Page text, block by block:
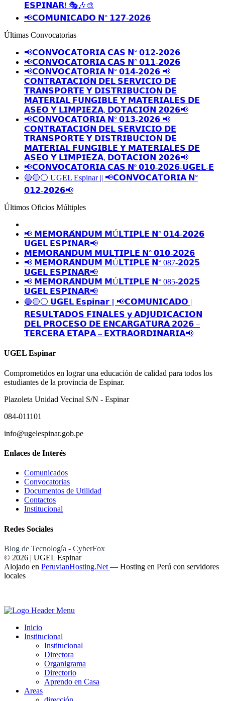
𝗘𝗦𝗣𝗜𝗡𝗔𝗥! 🎭🎶🎨
📢𝗖𝗢𝗠𝗨𝗡𝗜𝗖𝗔𝗗𝗢 𝗡° 𝟭𝟮𝟳-𝟮𝟬𝟮𝟲
Últimas Convocatorias
📢𝗖𝗢𝗡𝗩𝗢𝗖𝗔𝗧𝗢𝗥𝗜𝗔 𝗖𝗔𝗦 𝗡° 𝟬𝟭𝟮-𝟮𝟬𝟮𝟲
📢𝗖𝗢𝗡𝗩𝗢𝗖𝗔𝗧𝗢𝗥𝗜𝗔 𝗖𝗔𝗦 𝗡° 𝟬𝟭𝟭-𝟮𝟬𝟮𝟲
📢𝗖𝗢𝗡𝗩𝗢𝗖𝗔𝗧𝗢𝗥𝗜𝗔 𝗡° 𝟬𝟭𝟰-𝟮𝟬𝟮𝟲 📢
𝗖𝗢𝗡𝗧𝗥𝗔𝗧𝗔𝗖𝗜𝗢́𝗡 𝗗𝗘𝗟 𝗦𝗘𝗥𝗩𝗜𝗖𝗜𝗢 𝗗𝗘
𝗧𝗥𝗔𝗡𝗦𝗣𝗢𝗥𝗧𝗘 𝗬 𝗗𝗜𝗦𝗧𝗥𝗜𝗕𝗨𝗖𝗜𝗢𝗡 𝗗𝗘
𝗠𝗔𝗧𝗘𝗥𝗜𝗔𝗟 𝗙𝗨𝗡𝗚𝗜𝗕𝗟𝗘 𝗬 𝗠𝗔𝗧𝗘𝗥𝗜𝗔𝗟𝗘𝗦 𝗗𝗘
𝗔𝗦𝗘𝗢 𝗬 𝗟𝗜𝗠𝗣𝗜𝗘𝗭𝗔, 𝗗𝗢𝗧𝗔𝗖𝗜𝗢́𝗡 𝟮𝟬𝟮𝟲📢
📢𝗖𝗢𝗡𝗩𝗢𝗖𝗔𝗧𝗢𝗥𝗜𝗔 𝗡° 𝟬𝟭𝟯-𝟮𝟬𝟮𝟲 📢
𝗖𝗢𝗡𝗧𝗥𝗔𝗧𝗔𝗖𝗜𝗢́𝗡 𝗗𝗘𝗟 𝗦𝗘𝗥𝗩𝗜𝗖𝗜𝗢 𝗗𝗘
𝗧𝗥𝗔𝗡𝗦𝗣𝗢𝗥𝗧𝗘 𝗬 𝗗𝗜𝗦𝗧𝗥𝗜𝗕𝗨𝗖𝗜𝗢𝗡 𝗗𝗘
𝗠𝗔𝗧𝗘𝗥𝗜𝗔𝗟 𝗙𝗨𝗡𝗚𝗜𝗕𝗟𝗘 𝗬 𝗠𝗔𝗧𝗘𝗥𝗜𝗔𝗟𝗘𝗦 𝗗𝗘
𝗔𝗦𝗘𝗢 𝗬 𝗟𝗜𝗠𝗣𝗜𝗘𝗭𝗔, 𝗗𝗢𝗧𝗔𝗖𝗜𝗢́𝗡 𝟮𝟬𝟮𝟲📢
📢𝗖𝗢𝗡𝗩𝗢𝗖𝗔𝗧𝗢𝗥𝗜𝗔 𝗖𝗔𝗦 𝗡º 𝟬𝟭𝟬-𝟮𝟬𝟮𝟲-𝗨𝗚𝗘𝗟-𝗘
🔵🔴⚪️ UGEL Espinar || 📢𝗖𝗢𝗡𝗩𝗢𝗖𝗔𝗧𝗢𝗥𝗜𝗔 𝗡°
𝟬𝟭𝟮-𝟮𝟬𝟮𝟲📢
Últimos Oficios Múltiples
📢 𝗠𝗘𝗠𝗢𝗥𝗔́𝗡𝗗𝗨𝗠 𝗠Ú𝗟𝗧𝗜𝗣𝗟𝗘 𝗡° 𝟬𝟭𝟰-𝟮𝟬𝟮𝟲
𝗨𝗚𝗘𝗟 𝗘𝗦𝗣𝗜𝗡𝗔𝗥📢
𝗠𝗘𝗠𝗢𝗥𝗔𝗡𝗗𝗨𝗠 𝗠𝗨𝗟𝗧𝗜𝗣𝗟𝗘 𝗡° 𝟬𝟭𝟬-𝟮𝟬𝟮𝟲
📢 𝗠𝗘𝗠𝗢𝗥𝗔́𝗡𝗗𝗨𝗠 𝗠Ú𝗟𝗧𝗜𝗣𝗟𝗘 𝗡° 087-𝟮𝟬𝟮𝟱
𝗨𝗚𝗘𝗟 𝗘𝗦𝗣𝗜𝗡𝗔𝗥📢
📢 𝗠𝗘𝗠𝗢𝗥𝗔́𝗡𝗗𝗨𝗠 𝗠Ú𝗟𝗧𝗜𝗣𝗟𝗘 𝗡° 085-𝟮𝟬𝟮𝟱
𝗨𝗚𝗘𝗟 𝗘𝗦𝗣𝗜𝗡𝗔𝗥📢
🔵🔴⚪️ 𝗨𝗚𝗘𝗟 𝗘𝘀𝗽𝗶𝗻𝗮𝗿 || 📢𝗖𝗢𝗠𝗨𝗡𝗜𝗖𝗔𝗗𝗢 |
𝗥𝗘𝗦𝗨𝗟𝗧𝗔𝗗𝗢𝗦 𝗙𝗜𝗡𝗔𝗟𝗘𝗦 𝘆 𝗔𝗗𝗝𝗨𝗗𝗜𝗖𝗔𝗖𝗜𝗢𝗡
𝗗𝗘𝗟 𝗣𝗥𝗢𝗖𝗘𝗦𝗢 𝗗𝗘 𝗘𝗡𝗖𝗔𝗥𝗚𝗔𝗧𝗨𝗥𝗔 𝟮𝟬𝟮𝟲 –
𝗧𝗘𝗥𝗖𝗘𝗥𝗔 𝗘𝗧𝗔𝗣𝗔 – 𝗘𝗫𝗧𝗥𝗔𝗢𝗥𝗗𝗜𝗡𝗔𝗥𝗜𝗔📢
UGEL Espinar
Comprometidos en lograr una educación de calidad para todos los
estudiantes de la provincia de Espinar.
Plazoleta Unidad Vecinal S/N - Espinar
084-011101
info@ugelespinar.gob.pe
Enlaces de Interés
Comunicados
Convocatorias
Documentos de Utilidad
Contactos
Institucional
Redes Sociales
Blog de Tecnología - CyberFox
© 2026 | UGEL Espinar
Alojado en PeruvianHosting.Net — Hosting en Perú con servidores
locales
Inicio
Institucional
Institucional
Directora
Organigrama
Directorio
Aprendo en Casa
Areas